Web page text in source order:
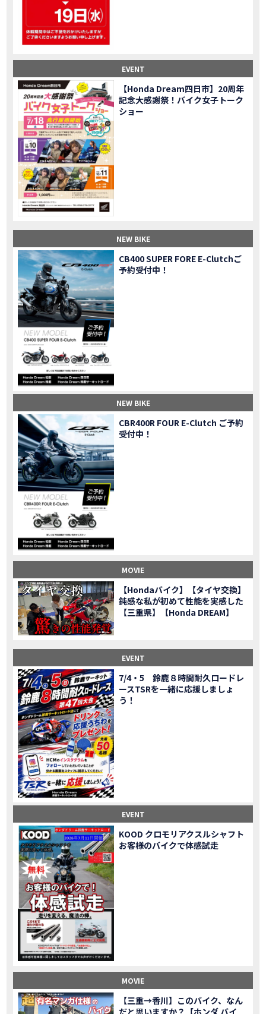
【三重県】女性ライダーツーリングを満喫しました｜CB1000HORNET CB750HORNET CB650R E-Clutch
MOVIE 【女子ツーの実態】恥ずかしいけど、暴露しました。
MOVIE オイル交換に行ったつもりが…まさかの大出費！？
「CRF250L」「CRF250L＜s＞」のカラーリング設定と 仕様を一部変更し発売
NEW BIKE 軽二輪スーパースポーツモデル「CBR250RR」の カラーバリエーションを変更し発売
MOVIE 【Honda Dream鈴鹿】20周年記念・大感謝祭イベント 大人気バイク女子が大集合・・Honda Dreamさんの人気を探ってきましたスペシャル！！メチャクチャ楽しかったです❤
NEW BIKE PROJECT BIG1 Final Edition CB 1300在庫車あります！
MOVIE 【バイク女子】急遽、愛車とお別れ…ついにあのバイクに乗れた
MOVIE 【バイク女子】オイル交換だけのつもりが、まさかのアレを交換することに！？
EVENT 【Honda Dream 鈴鹿２０周年記念大感謝祭】 多くの方のご来店ありがとうございました！
MOVIE 【CB650R E-Clutch】X-ADVでDCTに5年乗った私が素直にレビュー｜Honda X-ADV
MOVIE 【カブでアクセル全開】女性ライダーで耐久レース参戦！レースだけじゃないサーキットの楽しみ方|Honda supercub
MOVIE 【新型X-ADV】最初のカスタムはこれ！ガラスコーティングもしちゃいました|Honda X-ADV
三重県下 Honda Dream4店舗にて新春キャンペーンを開催
MOVIE 【速報】2025年モデルHonda X-ADV契約しました！新型のどこが凄いかチェックしてきた！
MOVIE 【女子ツーリング】秋の女子ツーリングin鳥羽・伊勢 【Honda Dream 松阪】
NEW BIKE スーパーカブFinal Edition/HELLP KITTY在庫車あります！
MOVIE 【CBR1000RR-R】スーパースポーツバイクで三重県の新スポットを巡る女子ツーリング|Honda CBR1000RRR Rebel1100 500 250
CAMPAIGN 三重県下 Honda Dreamにてレンタルバイクキャンペーン実施中💫
MOVIE 【アフリカツイン】憧れの大型バイクで1泊2日マスツーリング｜三重県〜静岡県｜Honda CL500 AfricaTwin
MOVIE 【女子ツーリング】穴場スポット満載！三重の美味しいもの・パワースポット！【Honda Dream 松阪】
MOVIE 【CBR600RR】憧れのSSバイクで女子ツーリング|三重県 松阪スタート！Honda Rebel250•500
MOVIE 【中級レベル】スクーター乗りの女性ライダーがライティングスクールに潜入【HMS】Honda 400X
MOVIE 【鈴鹿サーキット】ホンダモーターサイクリストスクールを体験してきました【バイク女子】
CAMPAIGN 【買取強化中】乗らないバイクはHonda Dreamへ！
MOVIE 【祝】Honda CL500納車「かなえさんバイク売れました！」連絡があり行ってきました
MOVIE 【シンガーソングライター茉ひるさんご来店】ホンダドリーム四日市
MOVIE 【ホンダドリーム鈴鹿サーキットロード】オープン当日イベントレポ！
MOVIE 【鈴鹿サーキットに近い！】ホンダドリーム鈴鹿サーキットロードOPEN！ #茉ひる
MOVIE CL500売却！X-ADVオーナーの素直な理由。〇〇で納得の買取してもらいました|Honda X-ADV
MOVIE 【梅本まどかさんコラボ】CIVIC TYPE R♪スタッフオススメの鈴鹿ドライブへ！【後編】
MOVIE 憧れの大型バイク試乗！4輪走行は驚きの…【Honda GoldWing AfricaTwin】試乗会in鈴鹿ツインサーキット
【鈴鹿ツインサーキット】バイク＆クルマ夢のコラボイベント！「HCM２＆４サーキットフェス」レポ
MOVIE 全員初対面！バイク女子6人がツーリング行ったらwww
バイク女子6人でツーリング行った結果ww！後編
MOVIE 温泉1泊。いつもソロの女性ライダー、大人のマスツーリングへついていった【三重〜長野•茶臼山高原経由】Honda CL500
MOVIE 【梅本まどかさんコラボ】CIVIC TYPE R♪ スタッフオススメの鈴鹿ドライブへ！【前編】
MOVIE ＨＣＭ２＆４サーキットフェス2023 紹介動画②
MOVIE ＨＣＭ２＆４サーキットフェス2023 紹介動画①
Honda Dream 四日市のご紹介
MOVIE Honda Dream 鈴鹿のご紹介
MOVIE
Honda Dream 松阪のご紹介
２月１２日 牡蠣ツーリングフォトギャラリー
EVENT 第6回オフロードスクールフォトギャラリー
EVENT Honda Dream鈴鹿・松阪・四日市 ３店舗合同周年祭フォトギャラリー
MOVIE Honda Dream鈴鹿・松阪・四日市 ３店舗合同周年祭レポート
NEW BIKE NEW BIKE「HAWK 11」新型ロードスポーツモデル HAWK 11を発売！
NEW BIKE NEW BIKE「ダックス125」新型レジャーバイク ダックス125を発売！
MOVIE Honda Dream 鈴鹿 オフロードスクール紹介
【新車中古車多数】三重県でバイクを探すなら！HondaDream松阪【ホンダ二輪車専門店】
MOVIE 【県下最大規模】三重県でバイクを探すなら！HondaDream鈴鹿【ホンダ二輪車専門店】
NEW BIKE 「CBR400R」「400X」の仕様 を一部変更し発売!
NEW BIKE 大型プレミアムツアラー「Gold Wing」 シリーズのカラーバリエーション を一部変更し発売!
NEW BIKE クルーザーモデル 「Rebel 250 S Edition」 に新色を追加し発表！
NEW BIKE 「CT125・ハンターカブ」 に新色を追加し発売！
NEW BIKE 「CB1100 EX Final Edition」「CB1100 RS Final Edition」を発売
NEW BIKE 「モンキー125」に5速トランスミッションを採用した新エンジンを搭載し発売！
NEW BIKE 「スーパーカブ C125」に環境性能を向上させた新エンジンを搭載し発売！
EVENT 【イベントレポート】2021年 7月25日 敦賀ツーリング
「ADV150」に受注期間限定のカラーリングを設定し発売！
NEW BIKE 「GB350」「GB350 S」新型ロードスポーツモデル GB350・GB350 S を発売！
EVENT
【Honda Dream四日市】20周年
記念大感謝祭！バイク女子トーク
ショー
NEW BIKE
CB400 SUPER FORE E-Clutchご
予約受付中！
NEW BIKE
CBR400R FOUR E-Clutch ご予約
受付中！
MOVIE
【Hondaバイク】【タイヤ交換】
鈍感な私が初めて性能を実感した
【三重県】【Honda DREAM】
EVENT
7/4・5 鈴鹿８時間耐久ロードレ
ースTSRを一緒に応援しましょ
う！
EVENT
KOOD クロモリアクスルシャフト
お客様のバイクで体感試走
MOVIE
【三重→香川】このバイク、なん